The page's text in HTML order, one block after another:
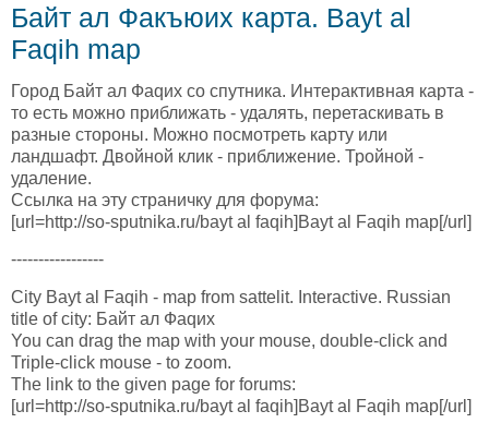
Байт ал Факъюих карта. Bayt al
Faqih map
Город Байт ал Фаqих со спутника. Интерактивная карта -
то есть можно приближать - удалять, перетаскивать в
разные стороны. Можно посмотреть карту или
ландшафт. Двойной клик - приближение. Тройной -
удаление.
Ссылка на эту страничку для форума:
[url=http://so-sputnika.ru/bayt al faqih]Bayt al Faqih map[/url]
-----------------
City Bayt al Faqih - map from sattelit. Interactive. Russian
title of city: Байт ал Фаqих
You can drag the map with your mouse, double-click and
Triple-click mouse - to zoom.
The link to the given page for forums:
[url=http://so-sputnika.ru/bayt al faqih]Bayt al Faqih map[/url]